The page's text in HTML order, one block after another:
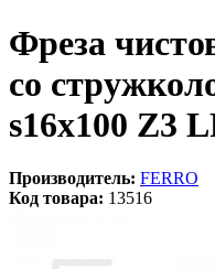
Фреза
со
s16x100 Z3
Производитель: FERRO
Код товара: 13516